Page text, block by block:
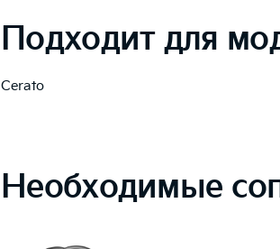
Подходит для
Cerato
Необходимые